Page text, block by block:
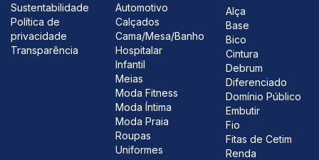
Sustentabilidade
Política de
privacidade
Transparência
Automotivo
Calçados
Cama/Mesa/Banho
Hospitalar
Infantil
Meias
Moda Fitness
Moda Íntima
Moda Praia
Roupas
Uniformes
Alça
Base
Bico
Cintura
Debrum
Diferenciado
Domínio Público
Embutir
Fio
Fitas de Cetim
Renda